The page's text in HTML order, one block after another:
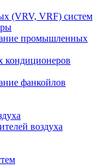
(VRV, VRF) систем
промышленных
фанкойлов
воздуха